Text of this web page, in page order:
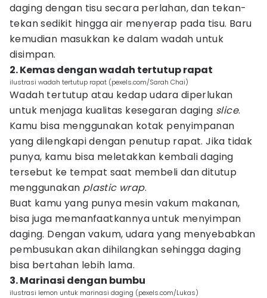
daging dengan tisu secara perlahan, dan tekan-
tekan sedikit hingga air menyerap pada tisu. Baru
kemudian masukkan ke dalam wadah untuk
disimpan.
2. Kemas dengan wadah tertutup rapat
ilustrasi wadah tertutup rapat (pexels.com/Sarah Chai)
Wadah tertutup atau kedap udara diperlukan
untuk menjaga kualitas kesegaran daging slice.
Kamu bisa menggunakan kotak penyimpanan
yang dilengkapi dengan penutup rapat. Jika tidak
punya, kamu bisa meletakkan kembali daging
tersebut ke tempat saat membeli dan ditutup
menggunakan plastic wrap.
Buat kamu yang punya mesin vakum makanan,
bisa juga memanfaatkannya untuk menyimpan
daging. Dengan vakum, udara yang menyebabkan
pembusukan akan dihilangkan sehingga daging
bisa bertahan lebih lama.
3. Marinasi dengan bumbu
ilustrasi lemon untuk marinasi daging (pexels.com/Lukas)